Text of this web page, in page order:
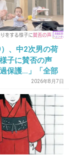
・
-13
。
-39
、中2次男の荷
子に賛否の声
過保護…」「全部
てくれるんだ」
2026年8月7日